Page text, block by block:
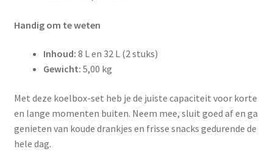
Handig om te weten
Inhoud: 8 L en 32 L (2 stuks)
Gewicht: 5,00 kg
Met deze koelbox-set heb je de juiste capaciteit voor korte
en lange momenten buiten. Neem mee, sluit goed af en ga
genieten van koude drankjes en frisse snacks gedurende de
hele dag.